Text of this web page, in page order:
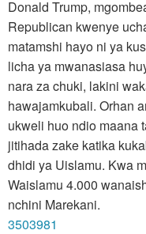
Donald Trump,
Republican kwenye
matamshi hayo ni ya
licha ya mwanasiasa
nara za chuki, lakini
hawajamkubali. Orhan
ukweli huo ndio maana
jitihada zake katika
dhidi ya Uislamu. Kwa
Waislamu 4.000
nchini Marekani.
3503981